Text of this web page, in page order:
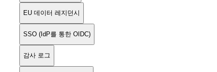
EU 데이터 레지던시
SSO (IdP를 통한 OIDC)
감사 로그